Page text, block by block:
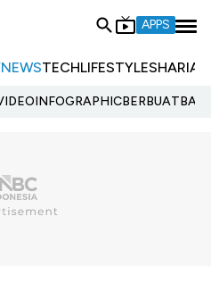
APPS
NEWSTECHLIFESTYLESHARIA
INFOGRAPHIC